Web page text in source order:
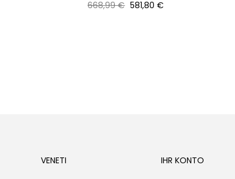
Normaler
668,99 € Preis
581,80 €
VENETI IHR KONTO